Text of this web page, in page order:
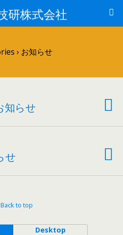
研株式会社
› お知らせ
知らせ
せ
Back to top
Desktop